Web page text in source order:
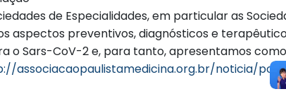
de Especialidades, em particular as
aspectos preventivos, diagnósticos e
o Sars-CoV-2 e, para tanto, apresentamos como
associacaopaulistamedicina.org.br/noticia/